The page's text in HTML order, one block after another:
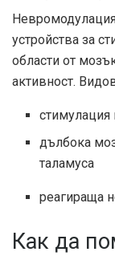
устройства за
области от
активност.
дълбока
таламуса
реагираща
Как да